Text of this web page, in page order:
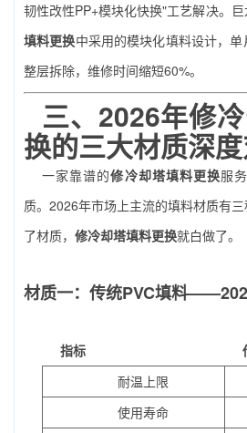
韧性改性PP+模块化快换"工艺解决。
填料更换中采用的模块化填料设计，
整层拆除，维修时间缩短60%。
三、2026年修
换的三大材质深
一家靠谱的修冷却塔填料更换服
质。2026年市场上主流的填料材质有
了材质， 修冷却塔填料更换就白做了。
材质一：传统PVC填料
指标
耐温上限
使用寿命